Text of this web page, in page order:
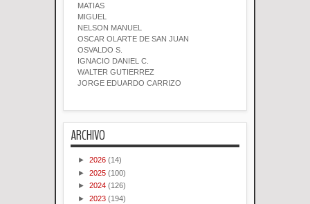
MATIAS
MIGUEL
NELSON MANUEL
OSCAR OLARTE DE SAN JUAN
OSVALDO S.
IGNACIO DANIEL C.
WALTER GUTIERREZ
JORGE EDUARDO CARRIZO
ARCHIVO
► 2026 (14)
► 2025 (100)
► 2024 (126)
► 2023 (194)